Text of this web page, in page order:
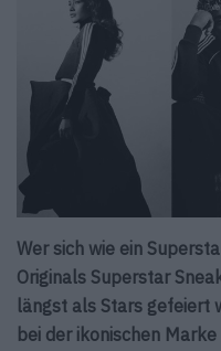
Wer sich wie ein
Originals Superstar
längst als Stars gefeiert
bei der ikonischen